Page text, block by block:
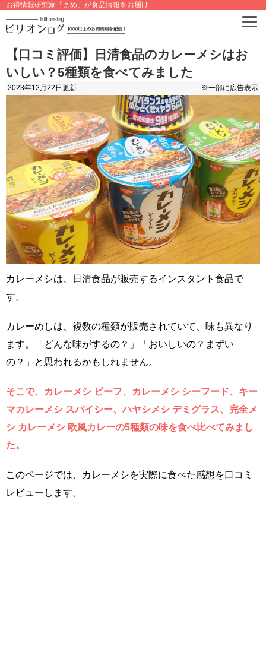
お得情報研究家「まめ」が食品情報をお届け
【口コミ評価】日清食品のカレーメシはお
いしい？5種類を食べてみました
2023年12月22日 更新 ※一部に広告表示
カレーメシは、日清食品が販売するインスタント食品で
す。
カレーめしは、複数の種類が販売されていて、味も異なり
ます。「どんな味がするの？」「おいしいの？まずい
の？」と思われるかもしれません。
そこで、カレーメシ ビーフ、カレーメシ シーフード、キー
マカレーメシ スパイシー、ハヤシメシ デミグラス、完全メ
シ カレーメシ 欧風カレーの5種類の味を食べ比べてみまし
た。
このページでは、カレーメシを実際に食べた感想を口コミ
レビューします。